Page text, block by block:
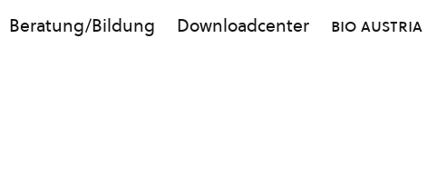
Beratung/Bildung Downloadcenter bio austria